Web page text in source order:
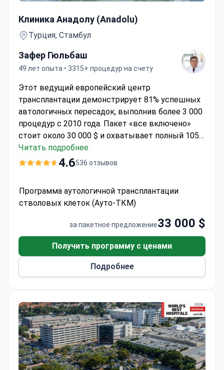
Клиника Анадолу (Anadolu)
Турция, Стамбул
Зафер Гюльбаш
49 лет опыта • 3315+ процедур на счету
Этот ведущий европейский центр
трансплантации демонстрирует 81% успешных
автологичных пересадок, выполнив более 3 000
процедур с 2010 года. Пакет «все включено»
стоит около 30 000 $ и охватывает полный 105-
дневный цикл лечения. В аккредитованном JCI
Медицинском центре Анадолу
криоконсервацией. Лечение включает 15 дней
стационара в стерильной палате,
индивидуальные режимы кондиционирования и
90 дней наблюдения после трансплантации.
Партнерство с Johns Hopkins Medicine
гарантирует соблюдение протоколов
Читать подробнее
4.6536 отзывов
Программа аутологичной трансплантации
стволовых клеток (Ауто-ТКМ)
за пакетное предложение33 000 $
Получить программу с ценами
Подробнее